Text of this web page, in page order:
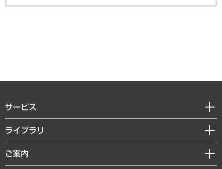
サービス
経営戦略
組織・人事戦略
デジタルイノベーション
ライブラリ
経済調査
レポート
ご案内